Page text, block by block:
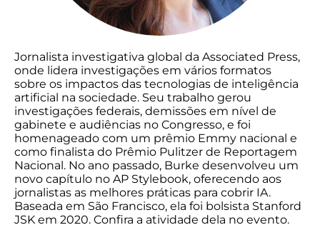
Jornalista investigativa global da Associated Press,
onde lidera investigações em vários formatos
sobre os impactos das tecnologias de inteligência
artificial na sociedade. Seu trabalho gerou
investigações federais, demissões em nível de
gabinete e audiências no Congresso, e foi
homenageado com um prêmio Emmy nacional e
como finalista do Prêmio Pulitzer de Reportagem
Nacional. No ano passado, Burke desenvolveu um
novo capítulo no AP Stylebook, oferecendo aos
jornalistas as melhores práticas para cobrir IA.
Baseada em São Francisco, ela foi bolsista Stanford
JSK em 2020. Confira a atividade dela no evento.